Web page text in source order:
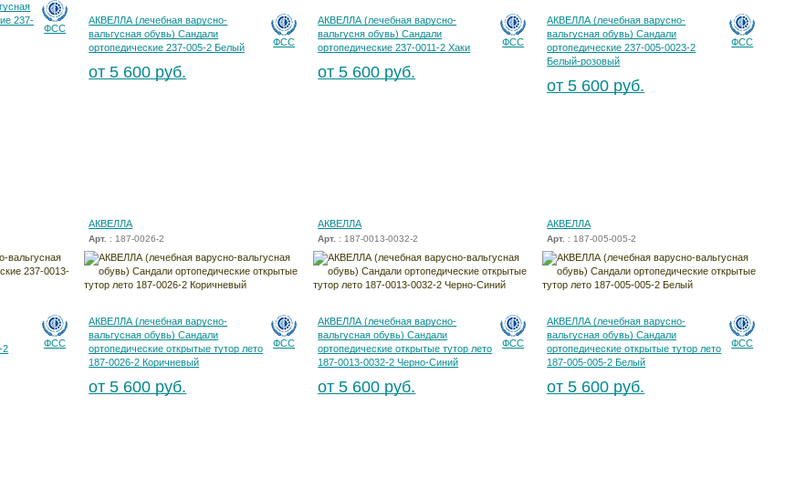
ФСС
237-
ФСС
АКВЕЛЛА (лечебная варусно-
вальгусная обувь) Сандали
ортопедические 237-005-2 Белый
от 5 600 руб.
ФСС
АКВЕЛЛА (лечебная варусно-
вальгусня обувь) Сандали
ортопедические 237-0011-2 Хаки
от 5 600 руб.
ФСС
АКВЕЛЛА (лечебная варусно-
вальгусная обувь) Сандали
ортопедические 237-005-0023-2
Белый-розовый
от 5 600 руб.
ФСС
2
АКВЕЛЛА
Арт. : 187-0026-2
ФСС
АКВЕЛЛА (лечебная варусно-
вальгусная обувь) Сандали
ортопедические открытые тутор лето
187-0026-2 Коричневый
от 5 600 руб.
АКВЕЛЛА
Арт. : 187-0013-0032-2
ФСС
АКВЕЛЛА (лечебная варусно-
вальгусная обувь) Сандали
ортопедические открытые тутор лето
187-0013-0032-2 Черно-Синий
от 5 600 руб.
АКВЕЛЛА
Арт. : 187-005-005-2
ФСС
АКВЕЛЛА (лечебная варусно-
вальгусная обувь) Сандали
ортопедические открытые тутор лето
187-005-005-2 Белый
от 5 600 руб.